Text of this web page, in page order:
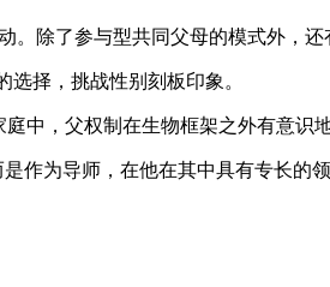
除了参与型共同父母的模式外，还
选择，挑战性别刻板印象。
中，父权制在生物框架之外有意识地
作为导师，在他在其中具有专长的